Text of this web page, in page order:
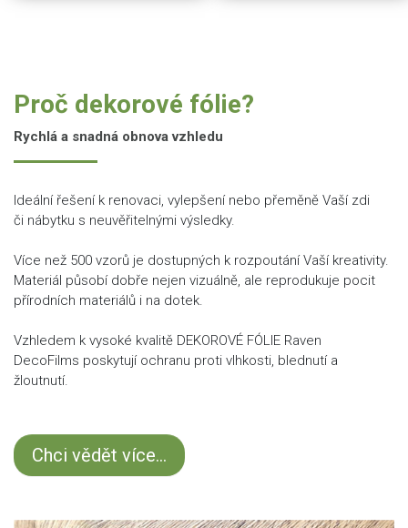
Proč dekorové fólie?
Rychlá a snadná obnova vzhledu
Ideální řešení k renovaci, vylepšení nebo přeměně Vaší zdi
či nábytku s neuvěřitelnými výsledky.
Více než 500 vzorů je dostupných k rozpoutání Vaší kreativity.
Materiál působí dobře nejen vizuálně, ale reprodukuje pocit
přírodních materiálů i na dotek.
Vzhledem k vysoké kvalitě DEKOROVÉ FÓLIE Raven
DecoFilms poskytují ochranu proti vlhkosti, blednutí a
žloutnutí.
Chci vědět více...